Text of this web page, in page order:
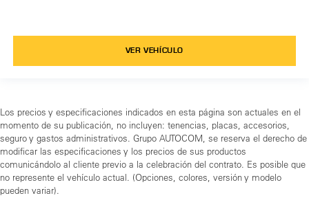
VER VEHÍCULO
Los precios y especificaciones indicados en esta página son actuales en el
momento de su publicación, no incluyen: tenencias, placas, accesorios,
seguro y gastos administrativos. Grupo AUTOCOM, se reserva el derecho de
modificar las especificaciones y los precios de sus productos
comunicándolo al cliente previo a la celebración del contrato. Es posible que
no represente el vehículo actual. (Opciones, colores, versión y modelo
pueden variar).